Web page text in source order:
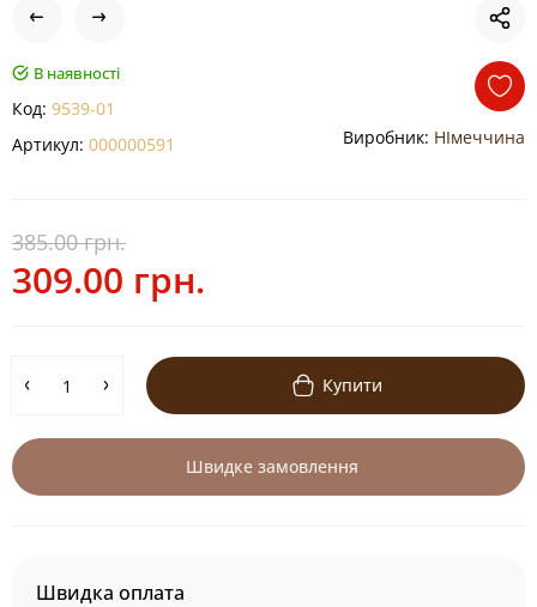
В наявності
Код: 9539-01
Артикул: 000000591 Виробник: НІмеччина
385.00 грн.
309.00 грн.
Купити
Швидке замовлення
Швидка оплата